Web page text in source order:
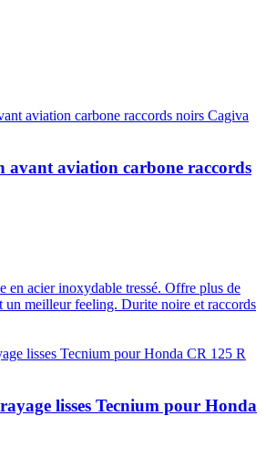
avant aviation carbone raccords
en acier inoxydable tressé. Offre plus de
un meilleur feeling. Durite noire et raccords
lisses Tecnium pour Honda